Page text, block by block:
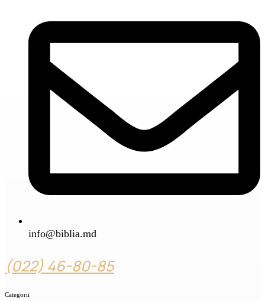
info@biblia.md
(022) 46-80-85
Categorii